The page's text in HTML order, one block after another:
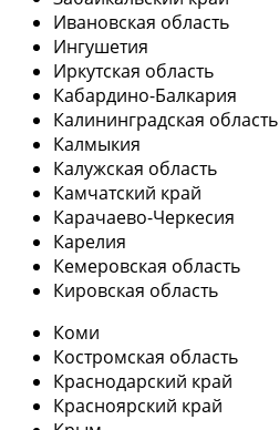
Ивановская область
Ингушетия
Иркутская область
Кабардино-Балкария
Калининградская область
Калмыкия
Калужская область
Камчатский край
Карачаево-Черкесия
Карелия
Кемеровская область
Кировская область
Коми
Костромская область
Краснодарский край
Красноярский край